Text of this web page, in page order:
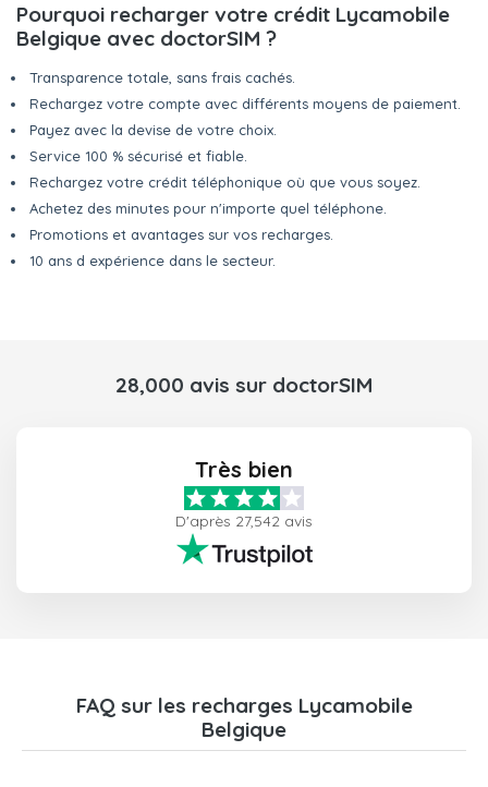
Pourquoi recharger votre crédit Lycamobile
Belgique avec doctorSIM ?
Transparence totale, sans frais cachés.
Rechargez votre compte avec différents moyens de paiement.
Payez avec la devise de votre choix.
Service 100 % sécurisé et fiable.
Rechargez votre crédit téléphonique où que vous soyez.
Achetez des minutes pour n'importe quel téléphone.
Promotions et avantages sur vos recharges.
10 ans d expérience dans le secteur.
28,000 avis sur doctorSIM
Très bien
D'après 27,542 avis
FAQ sur les recharges Lycamobile
Belgique